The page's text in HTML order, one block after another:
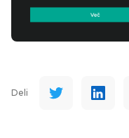
Deli